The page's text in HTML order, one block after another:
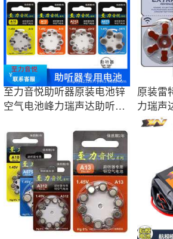
至力音悦助听器原装电池锌
空气电池峰力瑞声达助听器
原装雷
力瑞声
子